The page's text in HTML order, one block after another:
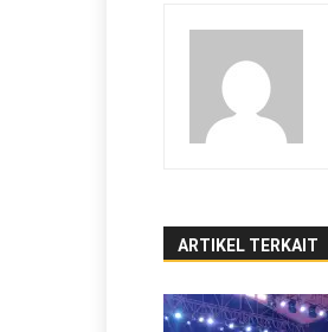
ARTIKEL TERKAIT